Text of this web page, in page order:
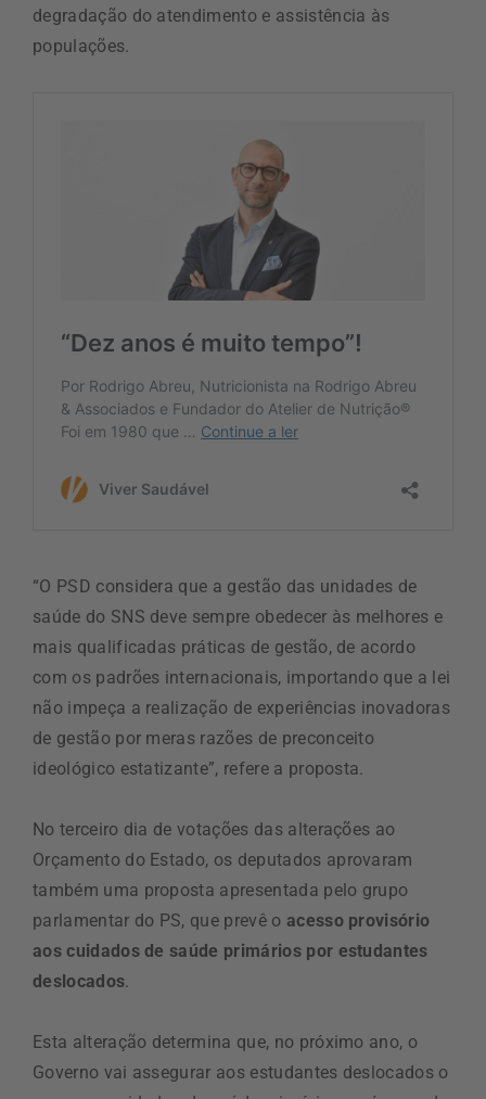
degradação do atendimento e assistência às
populações.
“O PSD considera que a gestão das unidades de
saúde do SNS deve sempre obedecer às melhores e
mais qualificadas práticas de gestão, de acordo
com os padrões internacionais, importando que a lei
não impeça a realização de experiências inovadoras
de gestão por meras razões de preconceito
ideológico estatizante”, refere a proposta.
No terceiro dia de votações das alterações ao
Orçamento do Estado, os deputados aprovaram
também uma proposta apresentada pelo grupo
parlamentar do PS, que prevê o acesso provisório
aos cuidados de saúde primários por estudantes
deslocados.
Esta alteração determina que, no próximo ano, o
Governo vai assegurar aos estudantes deslocados o